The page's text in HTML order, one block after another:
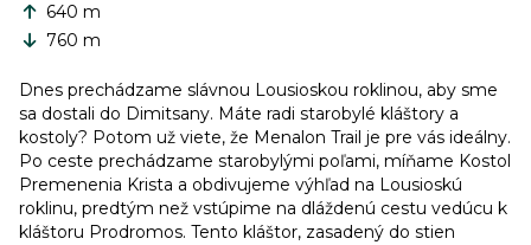
640 m
760 m
Dnes prechádzame slávnou Lousioskou roklinou, aby sme
sa dostali do Dimitsany. Máte radi starobylé kláštory a
kostoly? Potom už viete, že Menalon Trail je pre vás ideálny.
Po ceste prechádzame starobylými poľami, míňame Kostol
Premenenia Krista a obdivujeme výhľad na Lousioskú
roklinu, predtým než vstúpime na dláždenú cestu vedúcu k
kláštoru Prodromos. Tento kláštor, zasadený do stien